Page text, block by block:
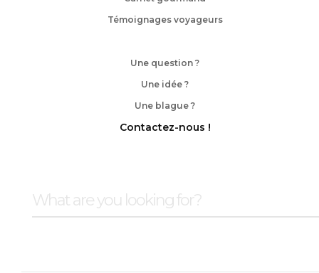
Témoignages voyageurs
Une question ?
Une idée ?
Une blague ?
Contactez-nous !
Mentions légales